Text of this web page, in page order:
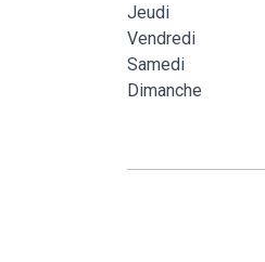
Jeudi
Vendredi
Samedi
Dimanche